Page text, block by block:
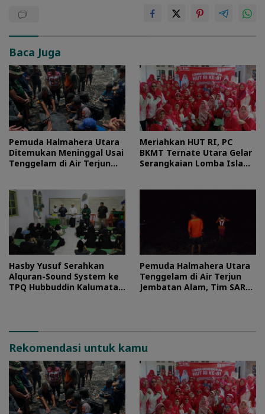
Baca Juga
Pemuda Halmahera Utara
Ditemukan Meninggal Usai
Tenggelam di Air Terjun
Meriahkan HUT RI, PC
BKMT Ternate Utara Gelar
Serangkaian Lomba Islami
Hasby Yusuf Serahkan
Alquran-Sound System ke
TPQ Hubbuddin Kalumata
Pemuda Halmahera Utara
Tenggelam di Air Terjun
Jembatan Alam, Tim SAR
Rekomendasi untuk kamu